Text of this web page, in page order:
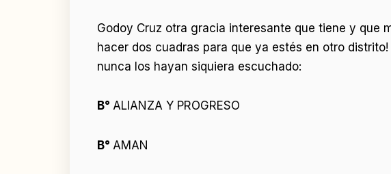
Godoy Cruz otra gracia interesante que tiene y que
hacer dos cuadras para que ya estés en otro
nunca los hayan siquiera escuchado:
B° ALIANZA Y PROGRESO
B° AMAN